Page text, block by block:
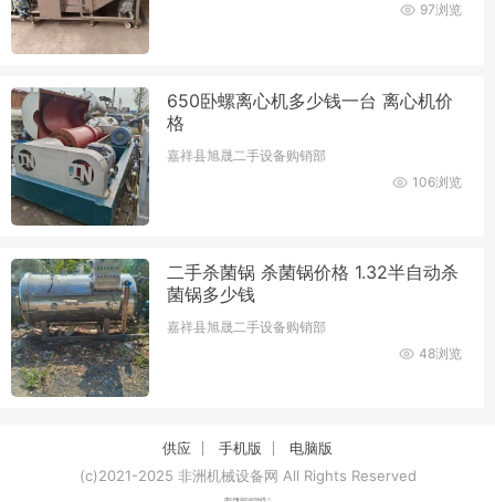
97浏览
650卧螺离心机多少钱一台 离心机价
格
嘉祥县旭晟二手设备购销部
106浏览
二手杀菌锅 杀菌锅价格 1.32半自动杀
菌锅多少钱
嘉祥县旭晟二手设备购销部
48浏览
供应 手机版
电脑版
(c)2021-2025 非洲机械设备网 All Rights Reserved
津ICP备2021007094号-1